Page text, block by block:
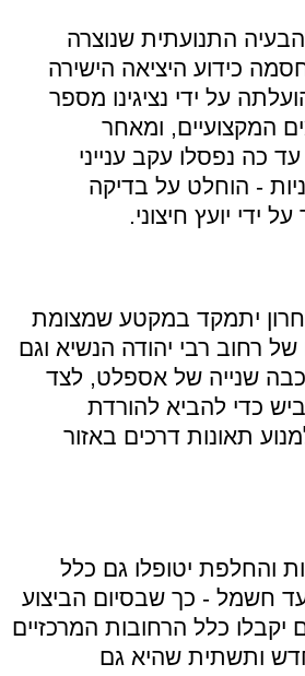
התנועתית שנוצרה
כידוע היציאה הישירה
על ידי נציגינו מספר
המקצועיים, ומאחר
כה נפסלו עקב ענייני
- הוחלט על בדיקה
ידי יועץ חיצוני.
יתמקד במקטע שמצומת
רחוב רבי יהודה הנשיא וגם
שנייה של אספלט, לצד
כדי להביא להורדת
תאונות דרכים באזור
והחלפת יטופלו גם כלל
חשמל - כך שבסיום הביצוע
כלל הרחובות המרכזיים
ותשתית שהיא גם